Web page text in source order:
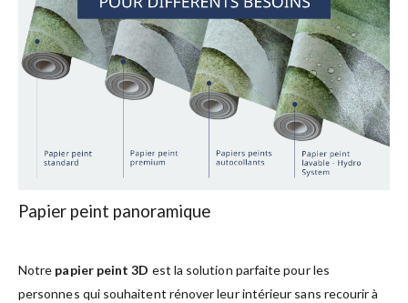
Papier peint panoramique
Notre papier peint 3D est la solution parfaite pour les
personnes qui souhaitent rénover leur intérieur sans recourir à